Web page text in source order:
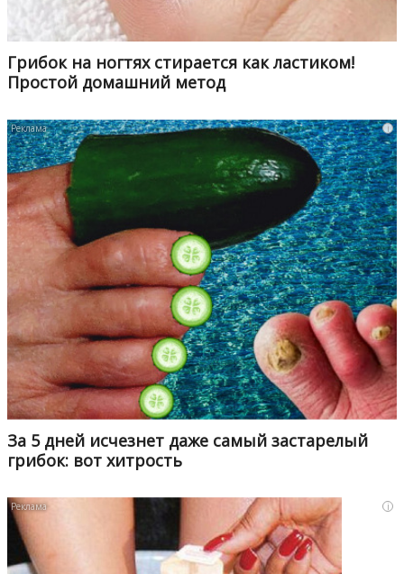
Грибок на ногтях стирается как ластиком!
Простой домашний метод
i
За 5 дней исчезнет даже самый застарелый
грибок: вот хитрость
i